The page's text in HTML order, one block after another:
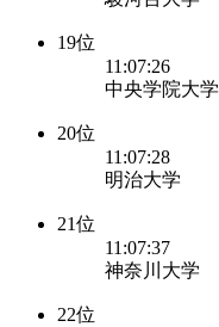
19位
11:07:26
中央学院大学
20位
11:07:28
明治大学
21位
11:07:37
神奈川大学
22位